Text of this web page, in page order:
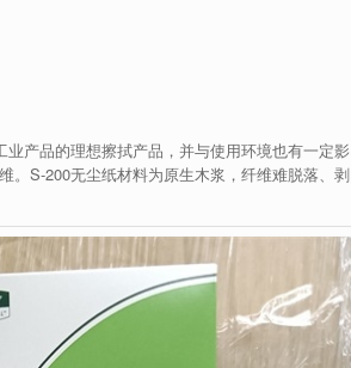
产品的理想擦拭产品，并与使用环境也有一定影
。S-200无尘纸材料为原生木浆，纤维难脱落、剥